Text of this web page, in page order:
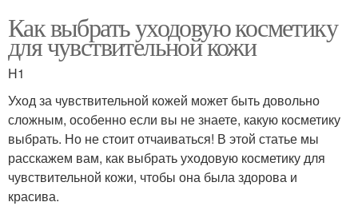
Как выбрать уходовую косметику
для чувствительной кожи
H1
Уход за чувствительной кожей может быть довольно
сложным, особенно если вы не знаете, какую косметику
выбрать. Но не стоит отчаиваться! В этой статье мы
расскажем вам, как выбрать уходовую косметику для
чувствительной кожи, чтобы она была здорова и
красива.